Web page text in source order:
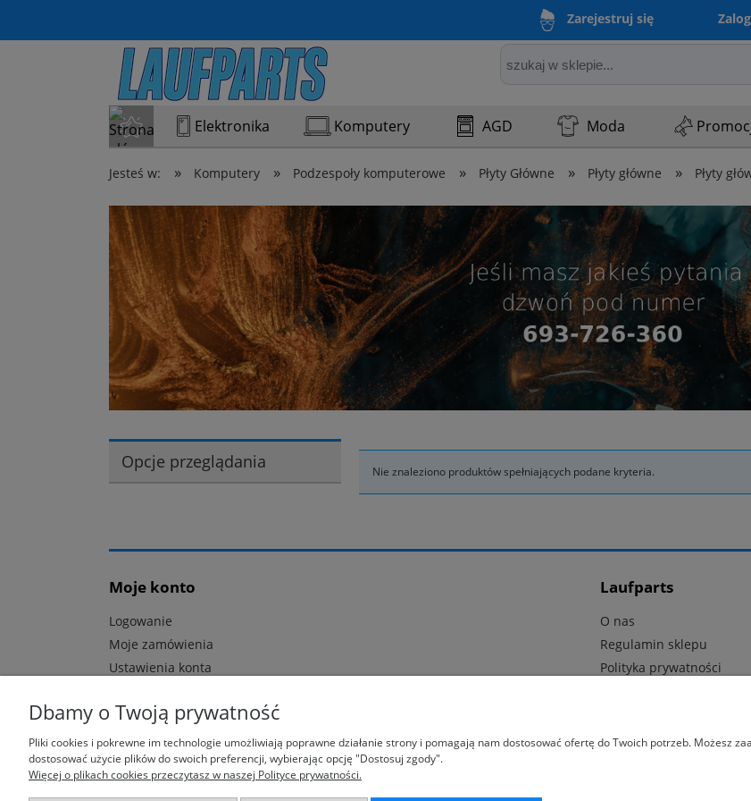
Zarejestruj się
Elektronika Komputery AGD Moda
Jesteś w: » Komputery » Podzespoły komputerowe » Płyty Główne » Płyty główne » Płyty
Opcje przeglądania Nie znaleziono produktów spełniających podane kryteria.
Moje konto
Logowanie
Moje zamówienia
Ustawienia konta
Laufparts
O nas
Regulamin sklepu
Polityka prywatności
Dbamy o Twoją prywatność
Pliki cookies i pokrewne im technologie umożliwiają poprawne działanie strony i pomagają nam dostosować ofertę do Twoich potrzeb. Możesz
dostosować użycie plików do swoich preferencji, wybierając opcję "Dostosuj zgody".
Więcej o plikach cookies przeczytasz w naszej Polityce prywatności.